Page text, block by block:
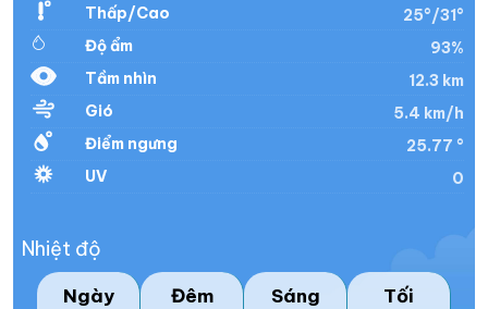
Thấp/Cao
25°/31°
Độ ẩm
93%
Tầm nhìn
12.3 km
Gió
5.4 km/h
Điểm ngưng
25.77 °
UV
0
Nhiệt độ
Ngày Đêm Sáng Tối